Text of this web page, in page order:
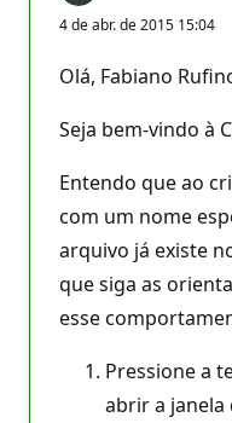
4 de abr. de 2015 15:04
Olá, Fabiano
Seja bem-vindo à
Entendo que ao
com um nome
arquivo já existe
que siga as
esse
Pressione a
abrir a janela